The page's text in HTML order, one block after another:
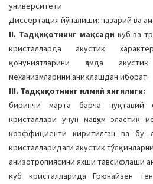
университети
Диссертация йўналиши: назарий ва
II. Тадқиқотнинг мақсади куб ва
кристалларда акустик
қонуниятларини ҳамда
механизмларини аниқлашдан иборат.
III. Тадқиқотнинг илмий янгилиги:
биринчи марта барча нуқтавий
кристаллари учун мавҳум эластик
коэффициенти киритилган ва бу
кристалларидаги акустик
анизотропиясини яхши тавсифлаши
куб кристалларида Грюнайзен